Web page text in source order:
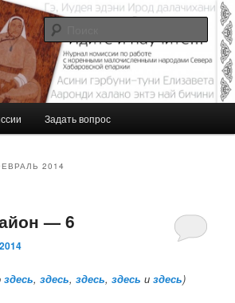
с малочисленными коренными народами
епархии
Задать вопрос
2014
— 6
здесь,здесь,здесь,здесь издесь)